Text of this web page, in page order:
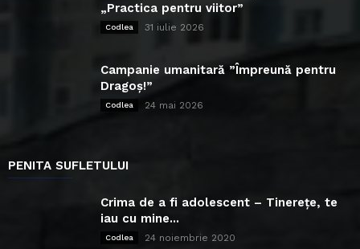
„Practica pentru viitor”
Codlea 31 iulie 2026
Campanie umanitară ”Împreună pentru
Dragoș!”
Codlea 24 mai 2026
PENITA SUFLETULUI
Crima de a fi adolescent – Tinerețe, te
iau cu mine...
Codlea 24 noiembrie 2020